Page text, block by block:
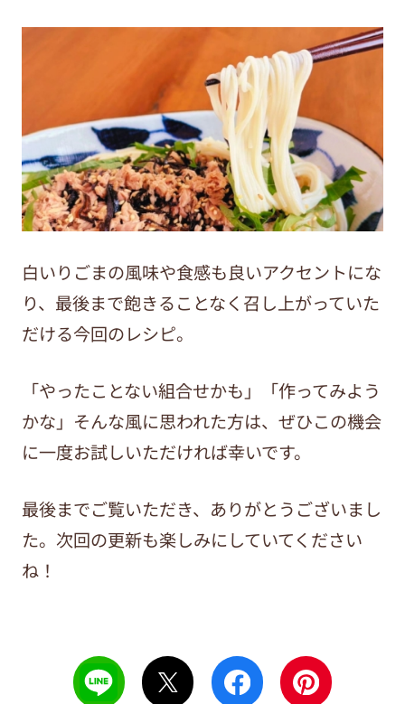
白いりごまの風味や食感も良いアクセントにな
り、最後まで飽きることなく召し上がっていた
だける今回のレシピ。
「やったことない組合せかも」「作ってみよう
かな」そんな風に思われた方は、ぜひこの機会
に一度お試しいただければ幸いです。
最後までご覧いただき、ありがとうございまし
た。次回の更新も楽しみにしていてください
ね！